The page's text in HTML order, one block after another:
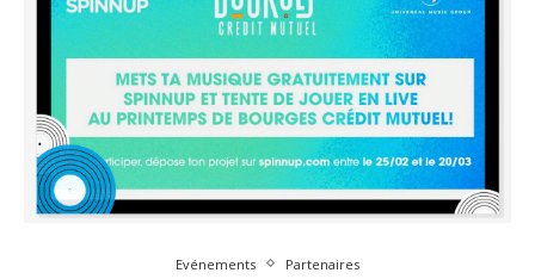
Evénements Partenaires